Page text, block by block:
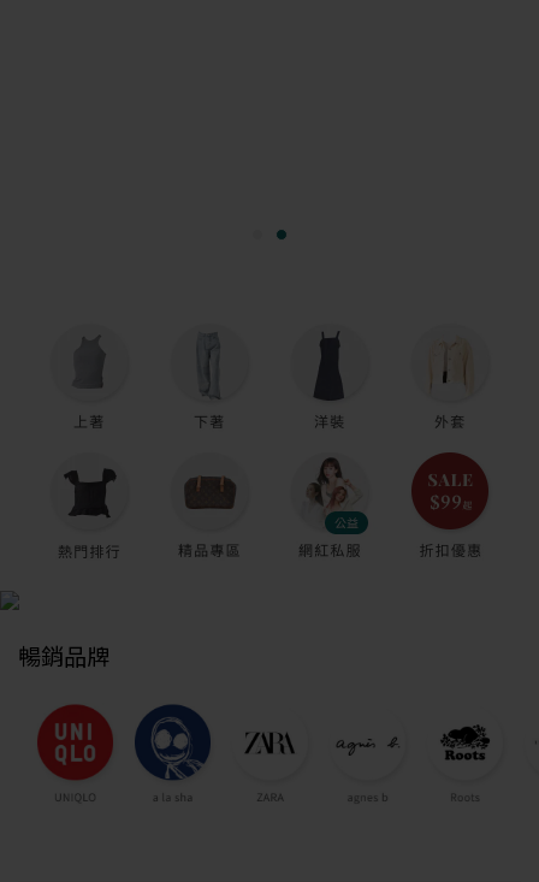
暢銷品牌